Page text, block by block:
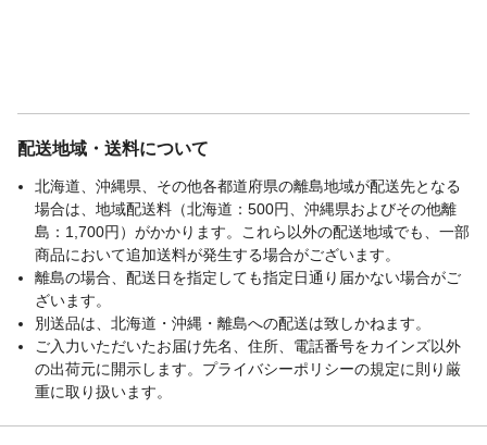
配送地域・送料について
北海道、沖縄県、その他各都道府県の離島地域が配送先となる
場合は、地域配送料（北海道：500円、沖縄県およびその他離
島：1,700円）がかかります。これら以外の配送地域でも、一部
商品において追加送料が発生する場合がございます。
離島の場合、配送日を指定しても指定日通り届かない場合がご
ざいます。
別送品は、北海道・沖縄・離島への配送は致しかねます。
ご入力いただいたお届け先名、住所、電話番号をカインズ以外
の出荷元に開示します。プライバシーポリシーの規定に則り厳
重に取り扱います。